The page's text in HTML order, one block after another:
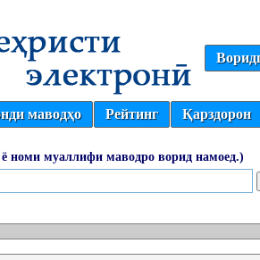
маводҳо Рейтинг Қарздорон
номи муаллифи маводро ворид намоед.)